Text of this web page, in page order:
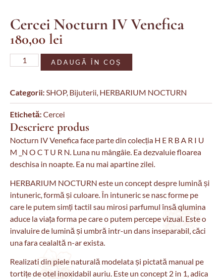
Cercei Nocturn IV Venefica
180,00 lei
ADAUGĂ ÎN COȘ
Categorii: SHOP, Bijuterii HERBARIUM NOCTURN
Etichetă:Cercei
Descriere produs
Nocturn IV Venefica face parte din colecția H E R B A R I U
M _N O C T U R N. Luna nu mângâie. Ea dezvaluie floarea
deschisa in noapte. Ea nu mai apartine zilei.
HERBARIUM NOCTURN este un concept despre lumină și
intuneric, formă și culoare. În intuneric se nasc forme pe
care le putem simți tactil sau mirosi parfumul însă qlumina
aduce la viața forma pe care o putem percepe vizual. Este o
invaluire de lumină și umbră intr-un dans inseparabil, căci
una fara cealaltă n-ar exista.
Realizati din piele naturală modelata și pictată manual pe
tortițe de otel inoxidabil auriu. Este un concept 2 in 1, adica